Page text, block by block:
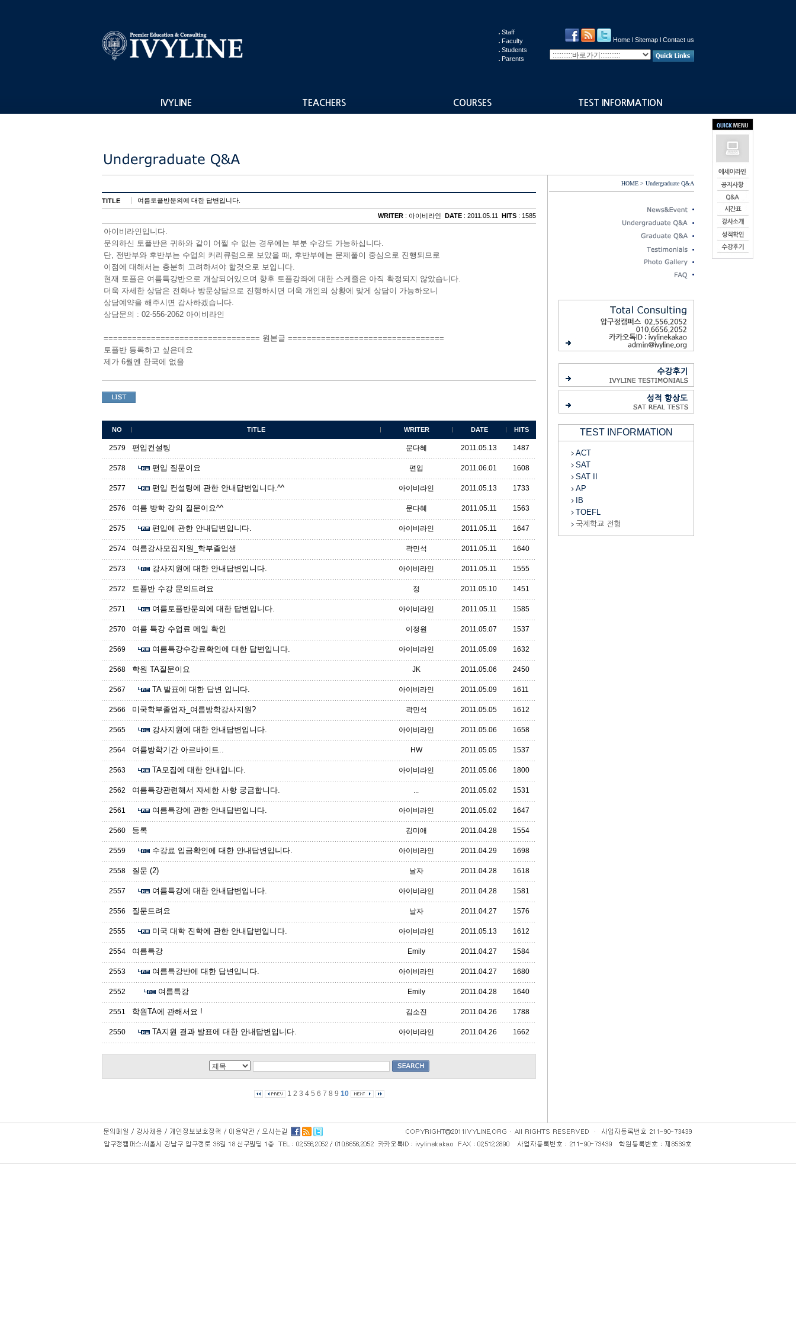
Staff
Home l Sitemap l Contact us
Faculty
Students
Parents
IVYLINE TEACHERS COURSES TEST INFORMATION
HOME > Undergraduate Q&A
TITLE 여름토플반문의에 대한 답변입니다.
WRITER : 아이비라인 DATE : 2011.05.11 HITS : 1585
아이비라인입니다.
문의하신 토플반은 귀하와 같이 어쩔 수 없는 경우에는 부분 수강도 가능하십니다.
단, 전반부와 후반부는 수업의 커리큐럼으로 보았을 때, 후반부에는 문제풀이 중심으로 진행되므로
이점에 대해서는 충분히 고려하셔야 할것으로 보입니다.
현재 토플은 여름특강반으로 개살되어있으며 향후 토플강좌에 대한 스케줄은 아직 확정되지 않았습니다.
더욱 자세한 상담은 전화나 방문상담으로 진행하시면 더욱 개인의 상황에 맞게 상담이 가능하오니
상담예약을 해주시면 감사하겠습니다.
상담문의 : 02-556-2062 아이비라인
================================= 원본글 =================================
토플반 등록하고 싶은데요
제가 6월엔 한국에 없을
NO TITLE WRITER DATE HITS
2579 편입컨설팅 문다혜 2011.05.13 1487
2578 편입 질문이요 편입 2011.06.01 1608
2577 편입 컨설팅에 관한 안내답변입니다.^^ 아이비라인 2011.05.13 1733
2576 여름 방학 강의 질문이요^^ 문다혜 2011.05.11 1563
2575 편입에 관한 안내답변입니다. 아이비라인 2011.05.11 1647
2574 여름강사모집지원_학부졸업생 곽민석 2011.05.11 1640
2573 강사지원에 대한 안내답변입니다. 아이비라인 2011.05.11 1555
2572 토플반 수강 문의드려요 정 2011.05.10 1451
2571 여름토플반문의에 대한 답변입니다. 아이비라인 2011.05.11 1585
2570 여름 특강 수업료 메일 확인 이정원 2011.05.07 1537
2569 여름특강수강료확인에 대한 답변입니다. 아이비라인 2011.05.09 1632
2568 학원 TA질문이요 JK 2011.05.06 2450
2567 TA 발표에 대한 답변 입니다. 아이비라인 2011.05.09 1611
2566 미국학부졸업자_여름방학강사지원? 곽민석 2011.05.05 1612
2565 강사지원에 대한 안내답변입니다. 아이비라인 2011.05.06 1658
2564 여름방학기간 아르바이트.. HW 2011.05.05 1537
2563 TA모집에 대한 안내입니다. 아이비라인 2011.05.06 1800
2562 여름특강관련해서 자세한 사항 궁금합니다. ... 2011.05.02 1531
2561 여름특강에 관한 안내답변입니다. 아이비라인 2011.05.02 1647
2560 등록 김미애 2011.04.28 1554
2559 수강료 입금확인에 대한 안내답변입니다. 아이비라인 2011.04.29 1698
2558 질문 (2) 날자 2011.04.28 1618
2557 여름특강에 대한 안내답변입니다. 아이비라인 2011.04.28 1581
2556 질문드려요 날자 2011.04.27 1576
2555 미국 대학 진학에 관한 안내답변입니다. 아이비라인 2011.05.13 1612
2554 여름특강 Emily 2011.04.27 1584
2553 여름특강반에 대한 답변입니다. 아이비라인 2011.04.27 1680
2552 여름특강 Emily 2011.04.28 1640
2551 학원TA에 관해서요 ! 김소진 2011.04.26 1788
2550 TA지원 결과 발표에 대한 안내답변입니다. 아이비라인 2011.04.26 1662
1 2 3 4 5 6 7 8 9 10
TEST INFORMATION
ACT
SAT
SAT II
AP
IB
TOEFL
국제학교 전형